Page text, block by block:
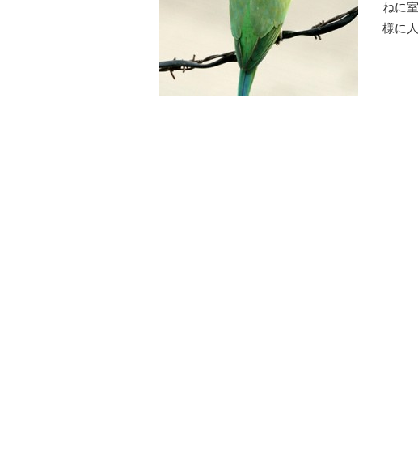
ねに
様に